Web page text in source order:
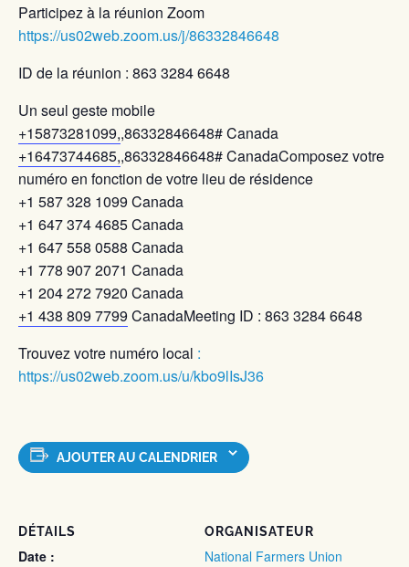
Participez à la réunion Zoom
https://us02web.zoom.us/j/86332846648
ID de la réunion : 863 3284 6648
Un seul geste mobile
+15873281099,,86332846648# Canada
+16473744685,,86332846648# CanadaComposez votre
numéro en fonction de votre lieu de résidence
+1 587 328 1099 Canada
+1 647 374 4685 Canada
+1 647 558 0588 Canada
+1 778 907 2071 Canada
+1 204 272 7920 Canada
+1 438 809 7799 CanadaMeeting ID : 863 3284 6648
Trouvez votre numéro local :
https://us02web.zoom.us/u/kbo9lIsJ36
AJOUTER AU CALENDRIER
DÉTAILS
Date :
ORGANISATEUR
National Farmers Union